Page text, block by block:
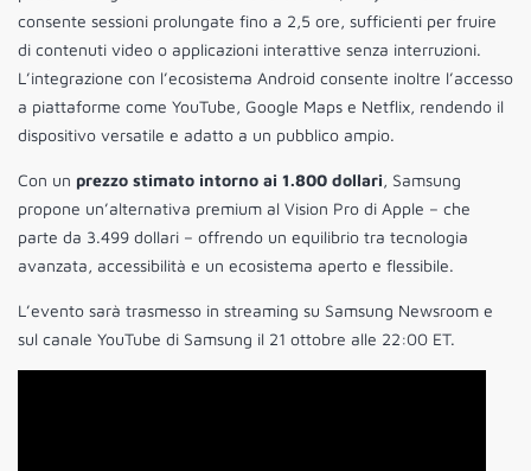
consente sessioni prolungate fino a 2,5 ore, sufficienti per fruire
di contenuti video o applicazioni interattive senza interruzioni.
L’integrazione con l’ecosistema Android consente inoltre l’accesso
a piattaforme come YouTube, Google Maps e Netflix, rendendo il
dispositivo versatile e adatto a un pubblico ampio.
Con un prezzo stimato intorno ai 1.800 dollari, Samsung
propone un’alternativa premium al Vision Pro di Apple – che
parte da 3.499 dollari – offrendo un equilibrio tra tecnologia
avanzata, accessibilità e un ecosistema aperto e flessibile.
L’evento sarà trasmesso in streaming su Samsung Newsroom e
sul canale YouTube di Samsung il 21 ottobre alle 22:00 ET.